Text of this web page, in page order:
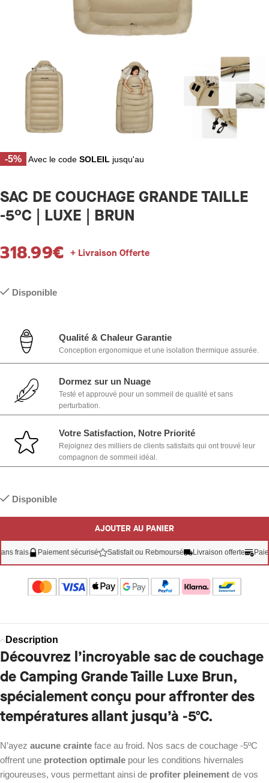
-5% Avec le code SOLEIL jusqu'au
SAC DE COUCHAGE GRANDE TAILLE
-5°C | LUXE | BRUN
318.99€ + Livraison Offerte
Disponible
Qualité & Chaleur Garantie
Conception ergonomique et une isolation thermique assurée.
Dormez sur un Nuage
Testé et approuvé pour un sommeil de qualité et sans
perturbation.
Votre Satisfaction, Notre Priorité
Rejoignez des milliers de clients satisfaits qui ont trouvé leur
compagnon de sommeil idéal.
Disponible
AJOUTER AU PANIER
Paiement sécurisé Satisfait ou Rebmoursé Livraison offerte
Description
Découvrez l’incroyable sac de couchage
de Camping Grande Taille Luxe Brun,
spécialement conçu pour affronter des
températures allant jusqu’à -5ºC.
N’ayez aucune crainte face au froid. Nos sacs de couchage -5ºC
offrent une protection optimale pour les conditions hivernales
rigoureuses, vous permettant ainsi de profiter pleinement de vos